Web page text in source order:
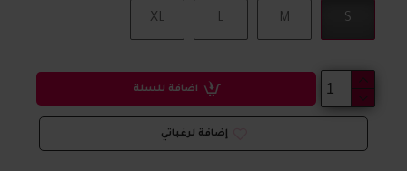
S
M
L
XL
اضافة للسلة
إضافة لرغباتي